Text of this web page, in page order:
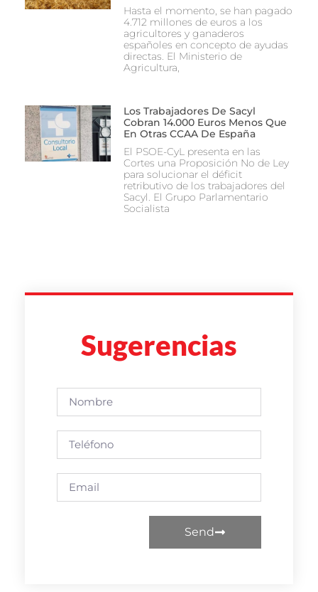
Hasta el momento, se han pagado
4.712 millones de euros a los
agricultores y ganaderos
españoles en concepto de ayudas
directas. El Ministerio de
Agricultura,
Los Trabajadores De Sacyl
Cobran 14.000 Euros Menos Que
En Otras CCAA De España
El PSOE-CyL presenta en las
Cortes una Proposición No de Ley
para solucionar el déficit
retributivo de los trabajadores del
Sacyl. El Grupo Parlamentario
Socialista
Sugerencias
Send